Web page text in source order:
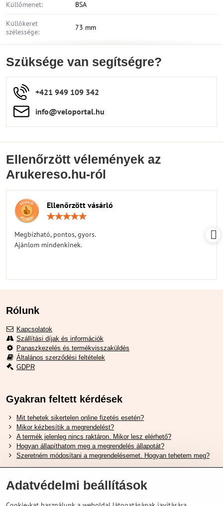
Küllőmenet: BSA
Küllőkeret
szélessége:
73 mm
Szüksége van segítségre?
+421 949 109 342
info​​@veloportal​.hu
Ellenőrzött vélemények az
Arukereso.hu-ról
Ellenőrzött vásárló
Megbízható, pontos, gyors.
Ajánlom mindenkinek.
Rólunk
Kapcsolatok
Szállítási díjak és információk
Panaszkezelés és termékvisszaküldés
Általános szerződési feltételek
GDPR
Gyakran feltett kérdések
Mit tehetek sikertelen online fizetés esetén?
Mikor kézbesítik a megrendelést?
A termék jelenleg nincs raktáron. Mikor lesz elérhető?
Hogyan állapíthatom meg a megrendelés állapotát?
Szeretném módosítani a megrendelésemet. Hogyan tehetem meg?
Hasznos Linkek
Adatvédelmi beállítások